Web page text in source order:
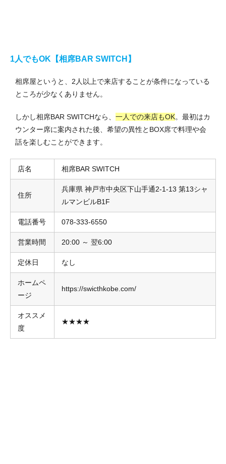
1人でもOK【相席BAR SWITCH】
相席屋というと、2人以上で来店することが条件になっている
ところが少なくありません。
しかし相席BAR SWITCHなら、 一人での来店もOK。最初はカ
ウンター席に案内された後、希望の異性とBOX席で料理や会
話を楽しむことができます。
店名 相席BAR SWITCH
住所
兵庫県 神戸市中央区下山手通2-1-13 第13シャ
ルマンビルB1F
電話番号 078-333-6550
営業時間 20:00 ～ 翌6:00
定休日 なし
ホームペ
ージ
https://swicthkobe.com/
オススメ
度
★★★★